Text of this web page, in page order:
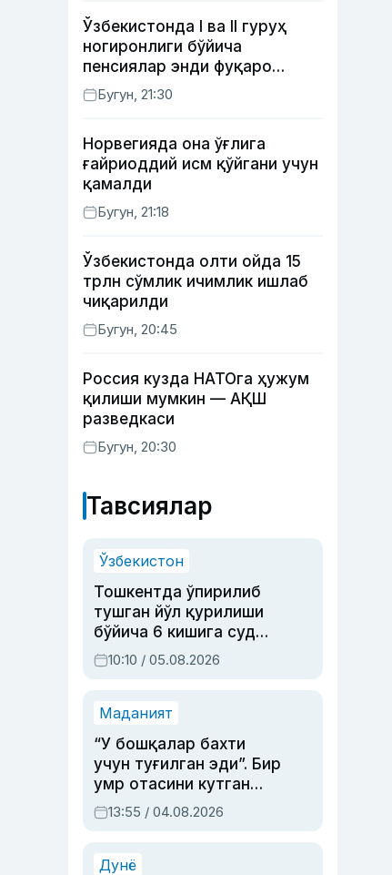
Ўзбекистонда I ва II гуруҳ
ногиронлиги бўйича
пенсиялар энди фуқаро
мурожаатисиз тайинланиши
мумкин
Бугун, 21:30
Норвегияда она ўғлига
ғайриоддий исм қўйгани учун
қамалди
Бугун, 21:18
Ўзбекистонда олти ойда 15
трлн сўмлик ичимлик ишлаб
чиқарилди
Бугун, 20:45
Россия кузда НАТОга ҳужум
қилиши мумкин — АҚШ
разведкаси
Бугун, 20:30
Тавсиялар
Ўзбекистон
Тошкентда ўпирилиб
тушган йўл қурилиши
бўйича 6 кишига суд
ҳукми ўқилди
10:10 / 05.08.2026
Маданият
“У бошқалар бахти
учун туғилган эди”. Бир
умр отасини кутган
актриса ва дубльяж
устаси Римма
синовларга тўла ҳаёти
13:55 / 04.08.2026
Дунё